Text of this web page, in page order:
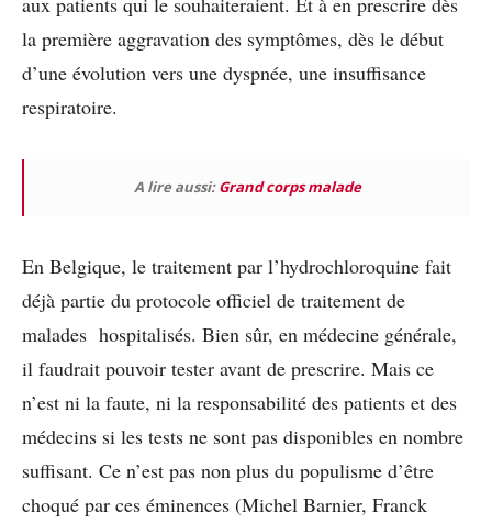
la première aggravation des symptômes, dès le début
d’une évolution vers une dyspnée, une insuffisance
respiratoire.
A lire aussi:Grand corps malade
En Belgique, le traitement par l’hydrochloroquine fait
déjà partie du protocole officiel de traitement de
malades hospitalisés. Bien sûr, en médecine générale,
il faudrait pouvoir tester avant de prescrire. Mais ce
n’est ni la faute, ni la responsabilité des patients et des
médecins si les tests ne sont pas disponibles en nombre
suffisant. Ce n’est pas non plus du populisme d’être
choqué par ces éminences (Michel Barnier, Franck